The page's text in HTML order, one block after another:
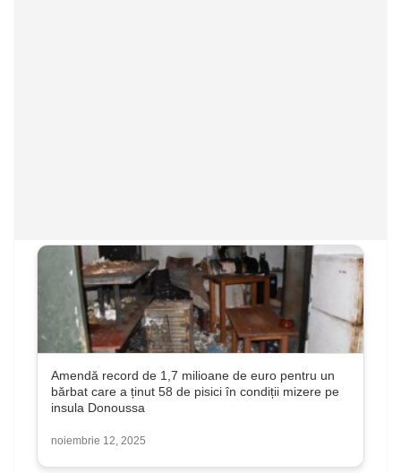
Amendă record de 1,7 milioane de euro pentru un
bărbat care a ținut 58 de pisici în condiții mizere pe
insula Donoussa
noiembrie 12, 2025